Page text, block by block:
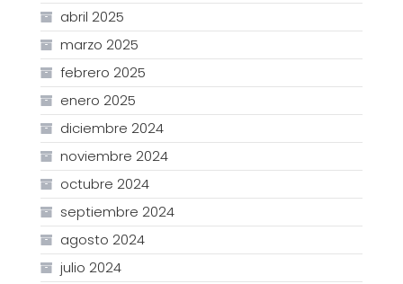
abril 2025
marzo 2025
febrero 2025
enero 2025
diciembre 2024
noviembre 2024
octubre 2024
septiembre 2024
agosto 2024
julio 2024